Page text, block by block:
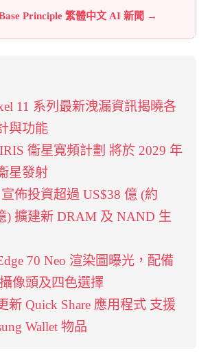
Principle 繁體中文 AI 新聞 →
11 系列最新洩漏資訊揭曉各
與功能
衞星寬頻計劃 將於 2029 年
星發射
佈投資超過 US$38 億 (約
) 擴建新 DRAM 及 NAND 生
70 Neo 渲染圖曝光，配備
像頭及四色選擇
新 Quick Share 應用程式 支援
Wallet 物品